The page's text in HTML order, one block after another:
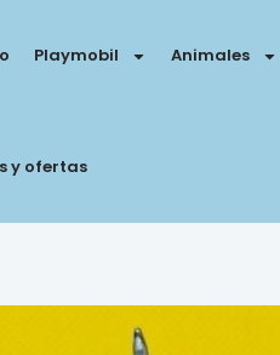
Playmobil Animales
y ofertas